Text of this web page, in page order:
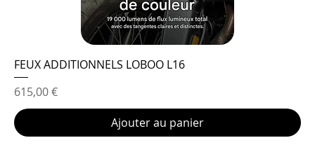
FEUX ADDITIONNELS LOBOO L16
Prix
615,00 €
Ajouter au panier